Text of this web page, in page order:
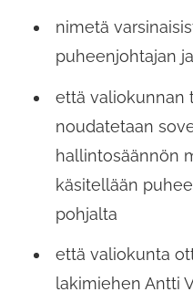
nimetä
puheenjohtajan
että valiokunnan
noudatetaan
hallintosäännön
käsitellään
pohjalta
että valiokunta
lakimiehen Antti